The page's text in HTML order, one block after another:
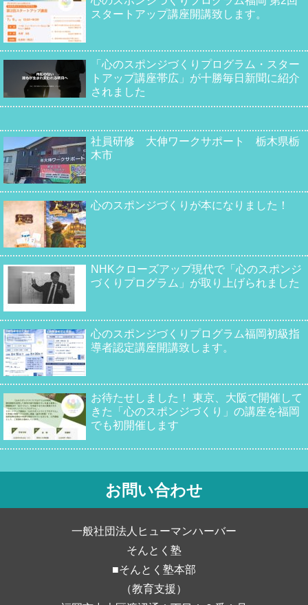
スタートアップ講座開講致します。
「心のスポンジづくりプログラム・スター
トアップ講座帯広」が十勝毎日新聞に紹介
されました
社員研修 大伸ワークサポート 栃木県栃
木市
心のスポンジづくりが本になりました！
NHKクローズアップ現代で「心のスポンジ
づくりプログラム」が取り上げられました
心のスポンジづくりプログラム福岡初級指
導者認定講座開講致します。
お待たせしました！ 東京、大阪で開催して
きた「心のスポンジづくり」の講座を福岡
でも初開催します
お問い合わせ
一般社団法人ヒューマンハーバー
そんとく塾
■そんとく塾本部
（教育支援）